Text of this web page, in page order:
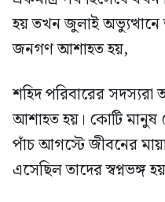
হয় তখন জুলাই
জনগণ আশাহত হয়,
শহিদ পরিবারের
আশাহত হয়। কোটি মানুষ
পাঁচ আগস্টে জীবনের
এসেছিল তাদের স্বপ্নভঙ্গ